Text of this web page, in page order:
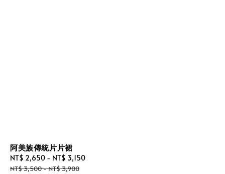
阿美族傳統片片裙
Sale
price
NT$ 2,650 - NT$ 3,150
NT$ 3,500-NT$ 3,900